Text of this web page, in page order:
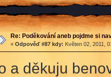
Re: Poděkování aneb pojdme si
« Odpověď #87 kdy: Květen 02, 2011,
a děkuju